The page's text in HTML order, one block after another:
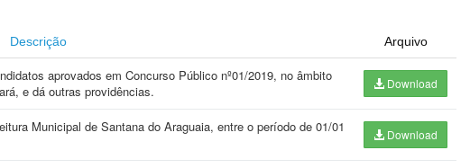
Descrição Arquivo
aprovados em Concurso Público nº01/2019, no âmbito
e dá outras providências.
Download
Municipal de Santana do Araguaia, entre o período de 01/01
Download